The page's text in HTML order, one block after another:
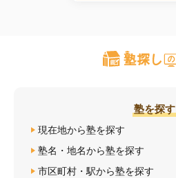
塾を探す
現在地から塾を探す
塾名・地名から塾を探す
市区町村・駅から塾を探す